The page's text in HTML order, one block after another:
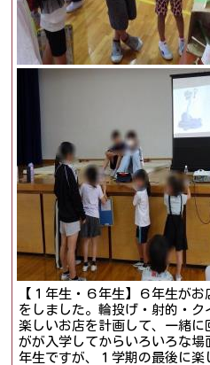
【１年生・６年生】６年生が
をしました。輪投げ・射的・
楽しいお店を計画して、一緒
がが入学してからいろいろな場
年生ですが、１学期の最後に楽